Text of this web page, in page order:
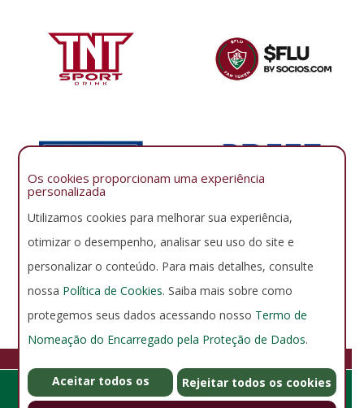
GERENCIAR COOKIES
POLÍTICA DE PRIVACIDADE
Rua Álvaro Chaves 41, Laranjeiras - Rio de Janeiro - RJ - Brasil -
Os cookies proporcionam uma experiência
personalizada
Utilizamos cookies para melhorar sua experiência,
otimizar o desempenho, analisar seu uso do site e
personalizar o conteúdo. Para mais detalhes, consulte
nossa Política de Cookies. Saiba mais sobre como
protegemos seus dados acessando nosso Termo de
Nomeação do Encarregado pela Proteção de Dados.
Aceitar todos os
Rejeitar todos os cookies